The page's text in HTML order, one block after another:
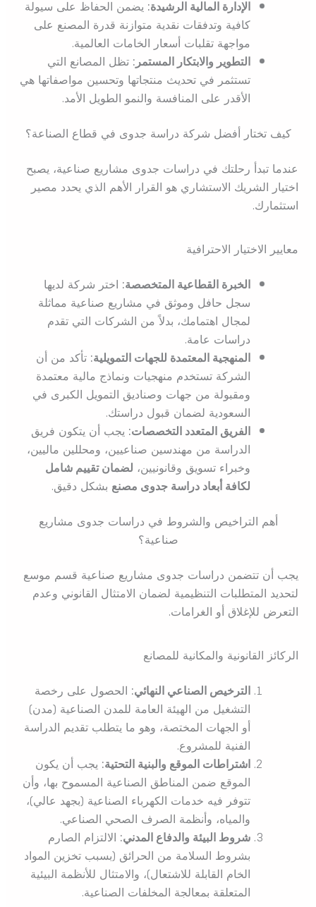
الإدارة المالية الرشيدة:يضمن الحفاظ على سيولة
كافية وتدفقات نقدية متوازنة قدرة المصنع على
مواجهة تقلبات أسعار الخامات العالمية.
التطوير والابتكار المستمر:تظل المصانع التي
تستثمر في تحديث منتجاتها وتحسين مواصفاتها هي
الأقدر على المنافسة والنمو الطويل الأمد.
كيف تختار أفضل شركة دراسة جدوى في قطاع الصناعة؟
عندما تبدأ رحلتك في دراسات جدوى مشاريع صناعية، يصبح
اختيار الشريك الاستشاري هو القرار الأهم الذي يحدد مصير
استثمارك.
معايير الاختيار الاحترافية
الخبرة القطاعية المتخصصة:اختر شركة لديها
سجل حافل وموثق في مشاريع صناعية مماثلة
لمجال اهتمامك، بدلاً من الشركات التي تقدم
دراسات عامة.
المنهجية المعتمدة للجهات التمويلية:تأكد من أن
الشركة تستخدم منهجيات ونماذج مالية معتمدة
ومقبولة من جهات وصناديق التمويل الكبرى في
السعودية لضمان قبول دراستك.
الفريق المتعدد التخصصات:يجب أن يتكون فريق
الدراسة من مهندسين صناعيين، ومحللين ماليين،
وخبراء تسويق وقانونيين، لضمان تقييم شامل
لكافة أبعاد دراسة جدوى مصنعبشكل دقيق.
أهم التراخيص والشروط في دراسات جدوى مشاريع
صناعية؟
يجب أن تتضمن دراسات جدوى مشاريع صناعية قسم موسع
لتحديد المتطلبات التنظيمية لضمان الامتثال القانوني وعدم
التعرض للإغلاق أو الغرامات.
الركائز القانونية والمكانية للمصانع
الترخيص الصناعي النهائي:الحصول على رخصة
التشغيل من الهيئة العامة للمدن الصناعية (مدن)
أو الجهات المختصة، وهو ما يتطلب تقديم الدراسة
الفنية للمشروع.
اشتراطات الموقع والبنية التحتية:يجب أن يكون
الموقع ضمن المناطق الصناعية المسموح بها، وأن
تتوفر فيه خدمات الكهرباء الصناعية (بجهد عالي)،
والمياه، وأنظمة الصرف الصحي الصناعي.
شروط البيئة والدفاع المدني:الالتزام الصارم
بشروط السلامة من الحرائق (بسبب تخزين المواد
الخام القابلة للاشتعال)، والامتثال للأنظمة البيئية
المتعلقة بمعالجة المخلفات الصناعية.